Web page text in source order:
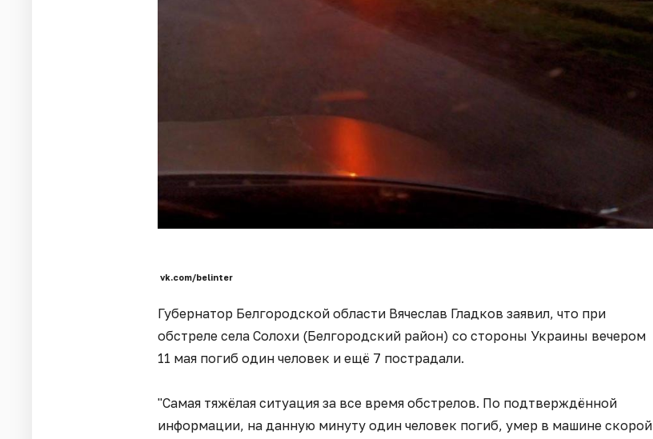
vk.com/belinter
Губернатор Белгородской области Вячеслав Гладков заявил, что при
обстреле села Солохи (Белгородский район) со стороны Украины вечером
11 мая погиб один человек и ещё 7 пострадали.
"Самая тяжёлая ситуация за все время обстрелов. По подтверждённой
информации, на данную минуту один человек погиб, умер в машине скорой